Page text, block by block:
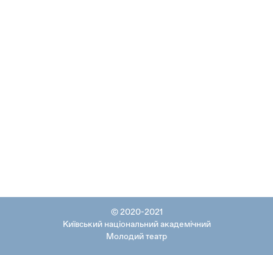
© 2020-2021
Київський національний академічний
Молодий театр